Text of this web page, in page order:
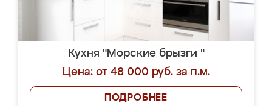
Кухня "Морские брызги "
Цена: от 48 000 руб. за п.м.
ПОДРОБНЕЕ